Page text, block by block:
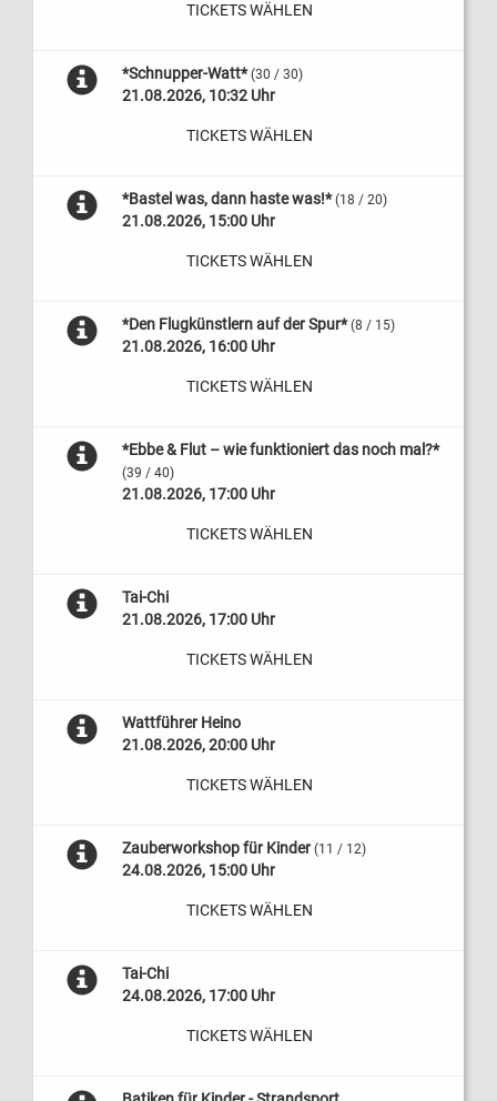
TICKETS WÄHLEN
*Schnupper-Watt* (30 / 30)
21.08.2026, 10:32 Uhr
TICKETS WÄHLEN
*Bastel was, dann haste was!* (18 / 20)
21.08.2026, 15:00 Uhr
TICKETS WÄHLEN
*Den Flugkünstlern auf der Spur* (8 / 15)
21.08.2026, 16:00 Uhr
TICKETS WÄHLEN
*Ebbe & Flut – wie funktioniert das noch mal?*
(39 / 40)
21.08.2026, 17:00 Uhr
TICKETS WÄHLEN
Tai-Chi
21.08.2026, 17:00 Uhr
TICKETS WÄHLEN
Wattführer Heino
21.08.2026, 20:00 Uhr
TICKETS WÄHLEN
Zauberworkshop für Kinder (11 / 12)
24.08.2026, 15:00 Uhr
TICKETS WÄHLEN
Tai-Chi
24.08.2026, 17:00 Uhr
TICKETS WÄHLEN